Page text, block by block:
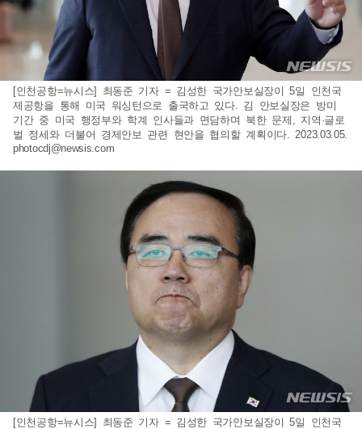
[인천공항=뉴시스] 최동준 기자 = 김성한 국가안보실장이 5일 인천국
제공항을 통해 미국 워싱턴으로 출국하고 있다. 김 안보실장은 방미
기간 중 미국 행정부와 학계 인사들과 면담하며 북한 문제, 지역·글로
벌 정세와 더불어 경제안보 관련 현안을 협의할 계획이다. 2023.03.05.
photocdj@newsis.com
[인천공항=뉴시스] 최동준 기자 = 김성한 국가안보실장이 5일 인천국